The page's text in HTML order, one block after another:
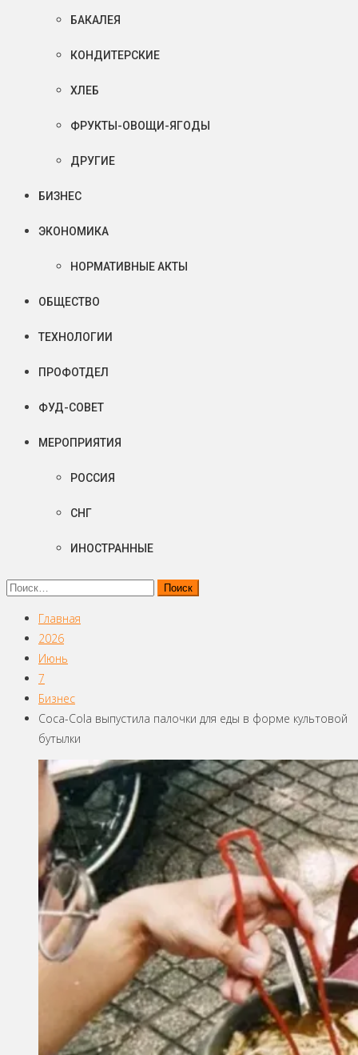
БАКАЛЕЯ
КОНДИТЕРСКИЕ
ХЛЕБ
ФРУКТЫ-ОВОЩИ-ЯГОДЫ
ДРУГИЕ
БИЗНЕС
ЭКОНОМИКА
НОРМАТИВНЫЕ АКТЫ
ОБЩЕСТВО
ТЕХНОЛОГИИ
ПРОФОТДЕЛ
ФУД-СОВЕТ
МЕРОПРИЯТИЯ
РОССИЯ
СНГ
ИНОСТРАННЫЕ
Найти:
Главная
2026
Июнь
7
Бизнес
Coca-Cola выпустила палочки для еды в форме культовой
бутылки